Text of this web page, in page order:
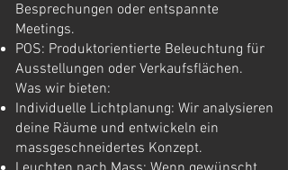
Besprechungen oder entspannte
Meetings.
POS: Produktorientierte Beleuchtung für
Ausstellungen oder Verkaufsflächen.
Was wir bieten:
Individuelle Lichtplanung: Wir analysieren
deine Räume und entwickeln ein
massgeschneidertes Konzept.